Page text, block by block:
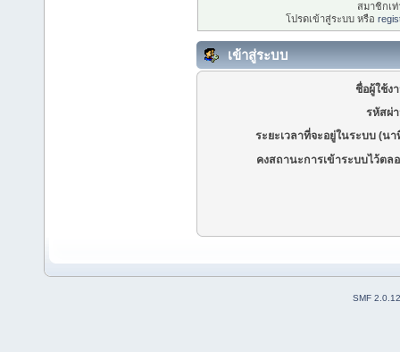
สมาชิกเ
โปรดเข้าสู่ระบบ หรือ
เข้าสู่ระบบ
ชื่อผู้ใช้ง
รหัสผ่
ระยะเวลาที่จะอยู่ในระบบ (นา
คงสถานะการเข้าระบบไว้ตล
SMF 2.0.12